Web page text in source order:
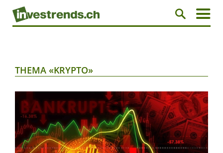
THEMA «KRYPTO»